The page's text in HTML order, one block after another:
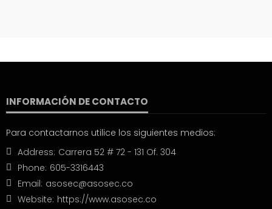
INFORMACIÓN DE CONTACTO
Para contactarnos utilice los siguientes medios:
Address: Carrera 52 # 72 - 131 Of. 304
Phone: 605-3316443
Email: asosec@asosec.co
Website: https://www.asosec.co